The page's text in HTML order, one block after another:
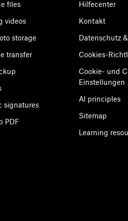
files
videos
storage
transfer
signatures
PDF
Hilfecenter
Kontakt
Datenschutz
Cookies-
Cookie- und
Einstellungen
AI principles
Sitemap
Learning